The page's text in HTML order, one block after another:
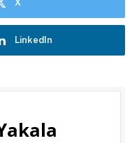
X
LinkedIn